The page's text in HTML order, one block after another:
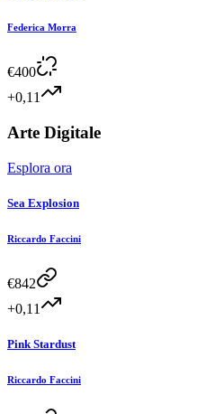
Federica Morra
€400
+0,11
Arte Digitale
Esplora ora
Sea Explosion
Riccardo Faccini
€842
+0,11
Pink Stardust
Riccardo Faccini